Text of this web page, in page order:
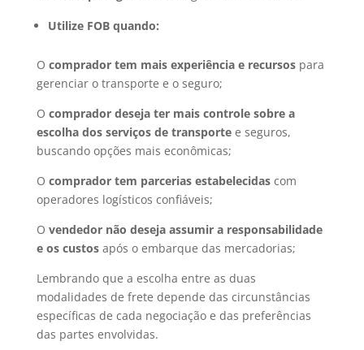
Utilize FOB quando:
O comprador tem mais experiência e recursospara
gerenciar o transporte e o seguro;
O comprador deseja ter mais controle sobre a
escolha dos serviços de transporte e seguros,
buscando opções mais econômicas;
O comprador tem parcerias estabelecidascom
operadores logísticos confiáveis;
O vendedor não deseja assumir a responsabilidade
e os custos após o embarque das mercadorias;
Lembrando que a escolha entre as duas
modalidades de frete depende das circunstâncias
específicas de cada negociação e das preferências
das partes envolvidas.